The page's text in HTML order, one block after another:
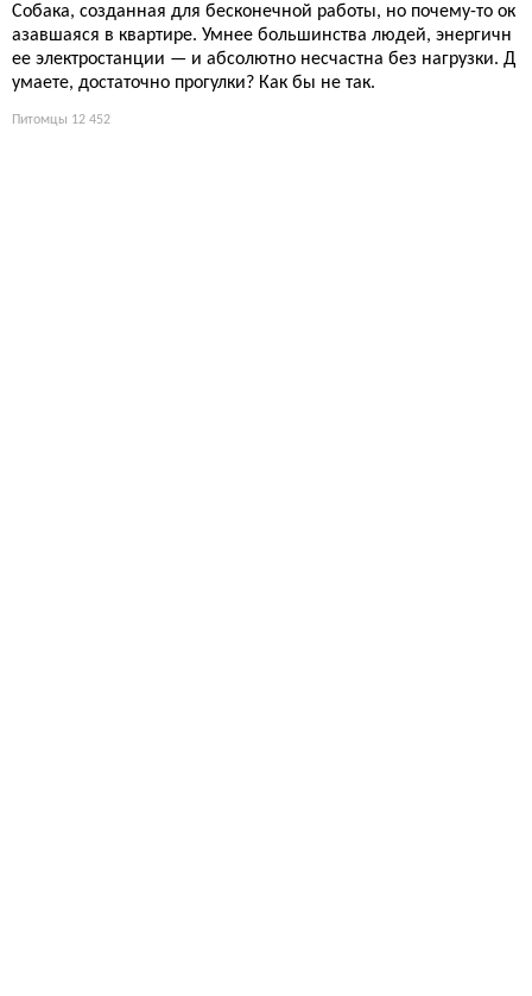
Собака, созданная для бесконечной работы, но почему-то ок
азавшаяся в квартире. Умнее большинства людей, энергичн
ее электростанции — и абсолютно несчастна без нагрузки. Д
умаете, достаточно прогулки? Как бы не так.
Питомцы 12 452